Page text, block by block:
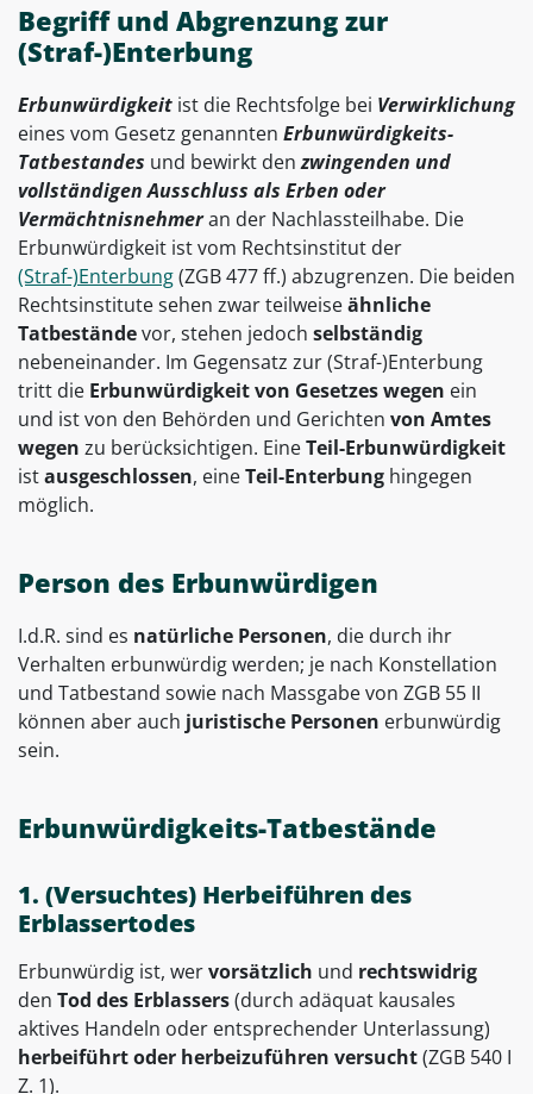
Begriff und Abgrenzung zur
(Straf-)Enterbung
Erbunwürdigkeit ist die Rechtsfolge bei Verwirklichung
eines vom Gesetz genannten Erbunwürdigkeits-
Tatbestandes und bewirkt denzwingenden und
vollständigen Ausschluss als Erben oder
Vermächtnisnehmeran der Nachlassteilhabe. Die
Erbunwürdigkeit ist vom Rechtsinstitut der
(Straf-)Enterbung(ZGB 477 ff.) abzugrenzen. Die beiden
Rechtsinstitute sehen zwar teilweiseähnliche
Tatbeständevor, stehen jedoch selbständig
nebeneinander. Im Gegensatz zur (Straf-)Enterbung
tritt die Erbunwürdigkeitvon Gesetzes wegen ein
und ist von den Behörden und Gerichten von Amtes
wegen zu berücksichtigen. EineTeil-Erbunwürdigkeit
istausgeschlossen, eineTeil-Enterbung hingegen
möglich.
Person des Erbunwürdigen
I.d.R. sind es natürliche Personen, die durch ihr
Verhalten erbunwürdig werden; je nach Konstellation
und Tatbestand sowie nach Massgabe von ZGB 55 II
können aber auch juristische Personen erbunwürdig
sein.
Erbunwürdigkeits-Tatbestände
1. (Versuchtes) Herbeiführen des
Erblassertodes
Erbunwürdig ist, wervorsätzlich und rechtswidrig
den Tod des Erblassers(durch adäquat kausales
aktives Handeln oder entsprechender Unterlassung)
herbeiführtoder herbeizuführen versucht(ZGB 540 I
Z. 1).